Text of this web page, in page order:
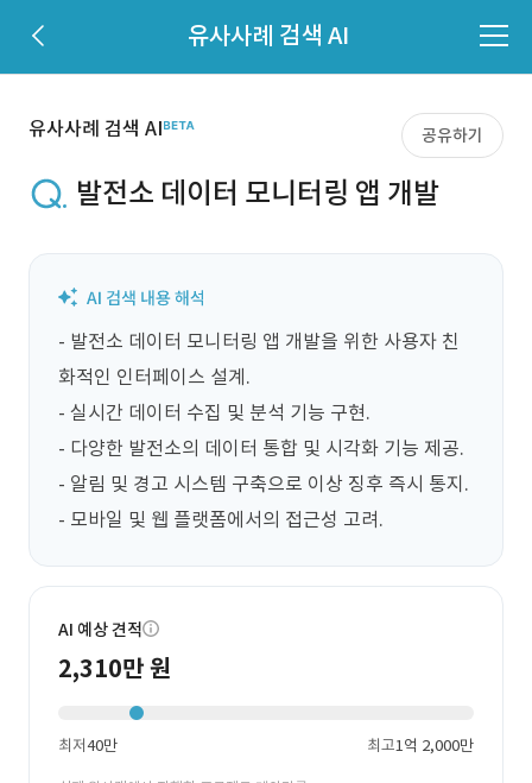
유사사례 검색 AI
유사사례 검색 AI 공유하기
발전소 데이터 모니터링 앱 개발
- 발전소 데이터 모니터링 앱 개발을 위한 사용자 친
화적인 인터페이스 설계.
- 실시간 데이터 수집 및 분석 기능 구현.
- 다양한 발전소의 데이터 통합 및 시각화 기능 제공.
- 알림 및 경고 시스템 구축으로 이상 징후 즉시 통지.
- 모바일 및 웹 플랫폼에서의 접근성 고려.
AI 예상 견적
2,310만 원
최저40만 최고1억 2,000만